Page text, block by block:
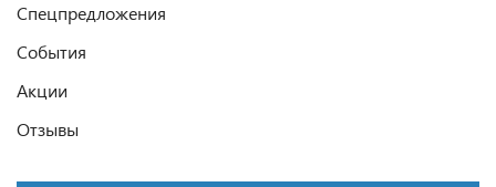
Спецпредложения
События
Акции
Отзывы